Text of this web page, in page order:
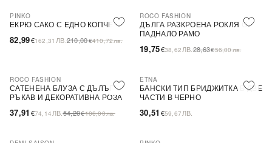
-60%
PINKO
ЕКРЮ САКО С ЕДНО КОПЧЕ
82,99€162,31 ЛВ.210,00€410,72лв.
-31%
ROCO FASHION
ДЪЛГА РАЗКРОЕНА РОКЛЯ С
ПАДНАЛО РАМО
19,75€38,62 ЛВ.28,63€56,00лв.
-30%
ROCO FASHION
САТЕНЕНА БЛУЗА С ДЪЛЪГ
РЪКАВ И ДЕКОРАТИВНА РОЗА
37,91 €74,14 ЛВ.54,20€106,00лв.
ETNA
БАНСКИ ТИП БРИДЖИТКА В ДВЕ
ЧАСТИ В ЧЕРНО
30,51 €59,67 ЛВ.